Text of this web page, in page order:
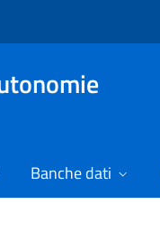
Banche dati